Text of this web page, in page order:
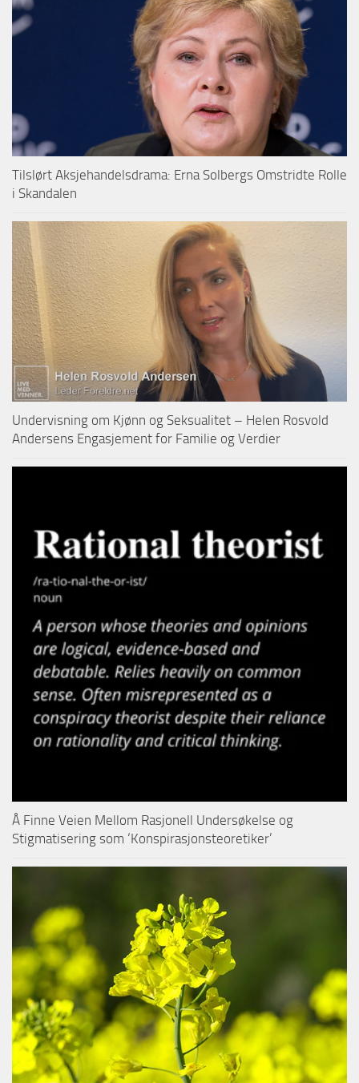
Tilslørt Aksjehandelsdrama: Erna Solbergs Omstridte Rolle
i Skandalen
Undervisning om Kjønn og Seksualitet – Helen Rosvold
Andersens Engasjement for Familie og Verdier
Å Finne Veien Mellom Rasjonell Undersøkelse og
Stigmatisering som ‘Konspirasjonsteoretiker’